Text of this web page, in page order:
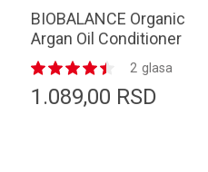
BIOBALANCE Organic
Argan Oil Conditioner
330 ml
glasa
2
1.089,00 RSD